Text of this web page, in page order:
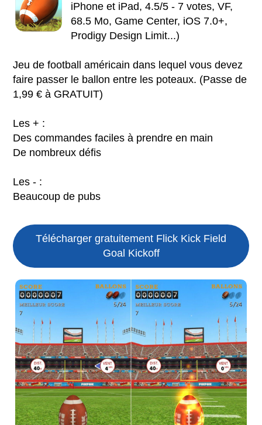
iPhone et iPad, 4.5/5 - 7 votes, VF,
68.5 Mo, Game Center, iOS 7.0+,
Prodigy Design Limit...)
Jeu de football américain dans lequel vous devez
faire passer le ballon entre les poteaux. (Passe de
1,99 € à GRATUIT)
Les + :
Des commandes faciles à prendre en main
De nombreux défis
Les - :
Beaucoup de pubs
Télécharger gratuitement Flick Kick Field
Goal Kickoff